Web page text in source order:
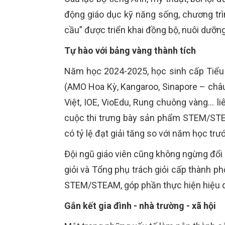
động giáo dục kỹ năng sống, chương
cầu” được triển khai đồng bộ, nuôi
Tự hào với bảng vàng thành tích
Năm học 2024-2025, học sinh cấp
(AMO Hoa Kỳ, Kangaroo, Sinapore –
Việt, IOE, VioEdu, Rung chuông vàng…
cuộc thi trưng bày sản phẩm STEM/
có tỷ lệ đạt giải tăng so với năm học
Đội ngũ giáo viên cũng không ngừng
giỏi và Tổng phụ trách giỏi cấp thành
STEM/STEAM, góp phần thực hiện
Gắn kết gia đình - nhà trường - xã hội